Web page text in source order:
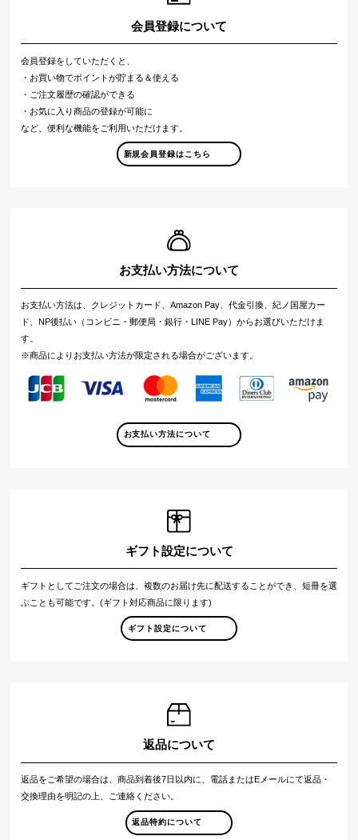
会員登録について
会員登録をしていただくと、
・お買い物でポイントが貯まる＆使える
・ご注文履歴の確認ができる
・お気に入り商品の登録が可能に
など、便利な機能をご利用いただけます。
新規会員登録はこちら
お支払い方法について
お支払い方法は、クレジットカード、Amazon Pay、代金引換、紀ノ国屋カー
ド、NP後払い（コンビニ・郵便局・銀行・LINE Pay）からお選びいただけま
す。
※商品によりお支払い方法が限定される場合がございます。
お支払い方法について
ギフト設定について
ギフトとしてご注文の場合は、複数のお届け先に配送することができ、短冊を選
ぶことも可能です。(ギフト対応商品に限ります)
ギフト設定について
返品について
返品をご希望の場合は、商品到着後7日以内に、電話またはEメールにて返品・
交換理由を明記の上、ご連絡ください。
返品特約について